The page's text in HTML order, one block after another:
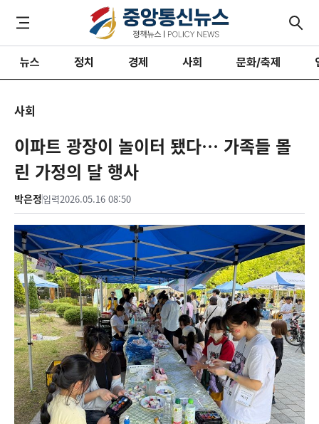
뉴스 정치 경제 사회 문화/축제
사회
이파트 광장이 놀이터 됐다… 가족들 몰
린 가정의 달 행사
박은정입력2026.05.16 08:50